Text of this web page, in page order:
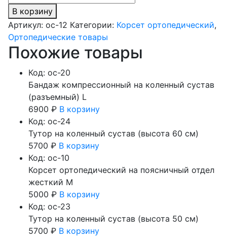
товара
Корсет
ортопедический
на
поясничный
жесткий
В корзину
Артикул: oc-12 Категории: Корсет ортопедический,
Ортопедические товары
Похожие товары
Код: oc-20
Бандаж компрессионный на коленный сустав
(разъемный) L
6900 ₽ В корзину
Код: oc-24
Тутор на коленный сустав (высота 60 см)
5700 ₽ В корзину
Код: oc-10
Корсет ортопедический на поясничный отдел
жесткий M
5000 ₽ В корзину
Код: oc-23
Тутор на коленный сустав (высота 50 см)
5700 ₽ В корзину